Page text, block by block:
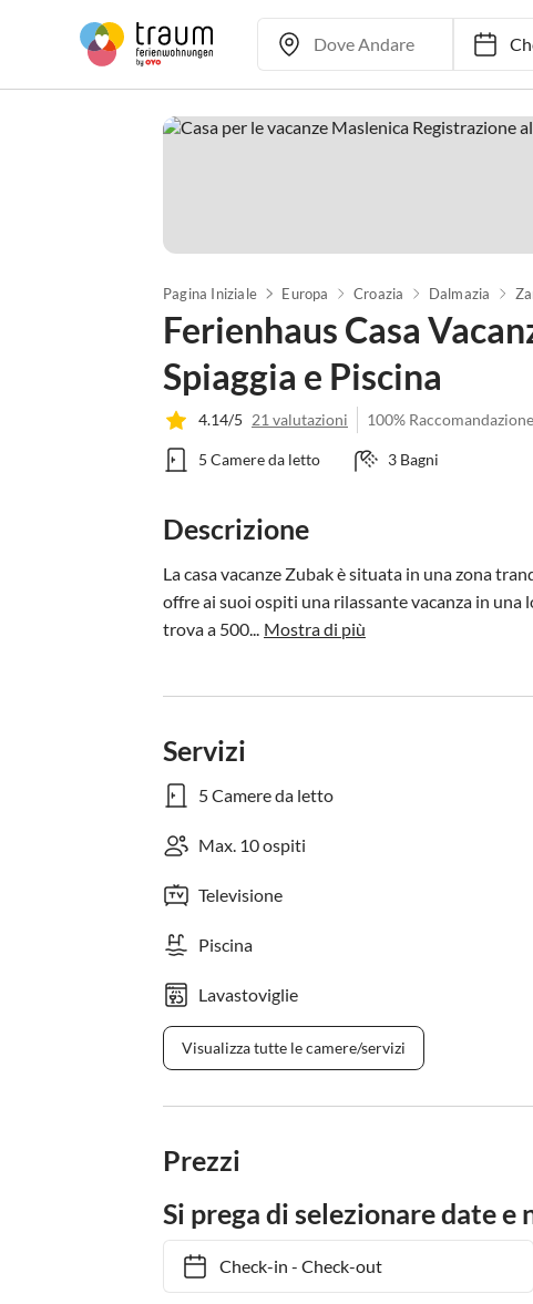
Pagina Iniziale Europa Croazia Dalmazia
Ferienhaus Casa
Spiaggia e Piscina
4.14/5 21 valutazioni 100% Raccomandazione
5 Camere da letto 3 Bagni
Descrizione
La casa vacanze Zubak è situata in una zona
offre ai suoi ospiti una rilassante vacanza in una
trova a 500... Mostra di più
Servizi
5 Camere da letto
Max. 10 ospiti
Televisione
Piscina
Lavastoviglie
Visualizza tutte le camere/servizi
Prezzi
Si prega di selezionare date e
Check-in- Check-out